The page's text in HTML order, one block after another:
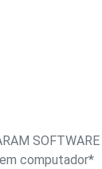
computador*